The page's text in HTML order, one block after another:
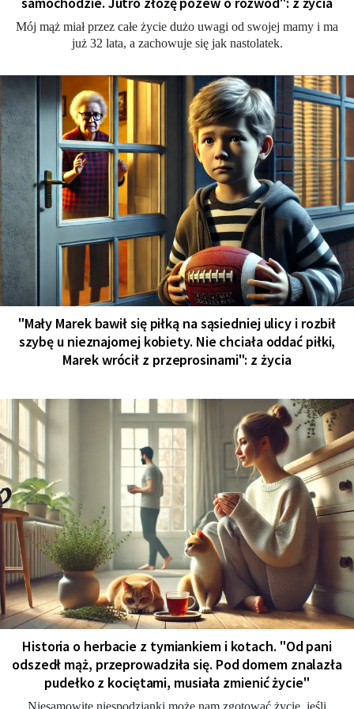
Mój mąż miał przez całe życie dużo uwagi od swojej mamy i ma
już 32 lata, a zachowuje się jak nastolatek.
"Mały Marek bawił się piłką na sąsiedniej ulicy i rozbił
szybę u nieznajomej kobiety. Nie chciała oddać piłki,
Marek wrócił z przeprosinami": z życia
Historia o herbacie z tymiankiem i kotach. "Od pani
odszedł mąż, przeprowadziła się. Pod domem znalazła
pudełko z kociętami, musiała zmienić życie"
Niesamowite niespodzianki może nam zgotować życie, jeśli